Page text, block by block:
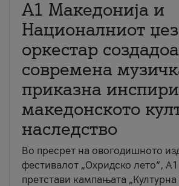
А1 Македонија и
Националниот џез
оркестар создадоа
современа
приказна
македонското
наследство
Во пресрет на овогодишното
фестивалот „Охридско лето“, А1
претстави кампањата „Културна